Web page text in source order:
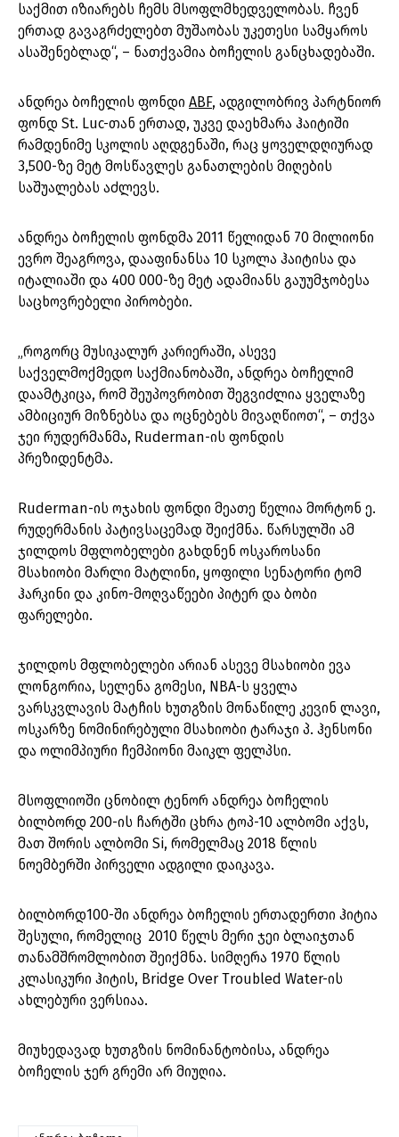
საქმით იზიარებს ჩემს მსოფლმხედველობას. ჩვენ
ერთად გავაგრძელებთ მუშაობას უკეთესი სამყაროს
ასაშენებლად“, – ნათქვამია ბოჩელის განცხადებაში.
ანდრეა ბოჩელის ფონდი ABF, ადგილობრივ პარტნიორ
ფონდ St. Luc-თან ერთად, უკვე დაეხმარა ჰაიტიში
რამდენიმე სკოლის აღდგენაში, რაც ყოველდღიურად
3,500-ზე მეტ მოსწავლეს განათლების მიღების
საშუალებას აძლევს.
ანდრეა ბოჩელის ფონდმა 2011 წელიდან 70 მილიონი
ევრო შეაგროვა, დააფინანსა 10 სკოლა ჰაიტისა და
იტალიაში და 400 000-ზე მეტ ადამიანს გაუუმჯობესა
საცხოვრებელი პირობები.
„როგორც მუსიკალურ კარიერაში, ასევე
საქველმოქმედო საქმიანობაში, ანდრეა ბოჩელიმ
დაამტკიცა, რომ შეუპოვრობით შეგვიძლია ყველაზე
ამბიციურ მიზნებსა და ოცნებებს მივაღწიოთ“, – თქვა
ჯეი რუდერმანმა, Ruderman-ის ფონდის
პრეზიდენტმა.
Ruderman-ის ოჯახის ფონდი მეათე წელია მორტონ ე.
რუდერმანის პატივსაცემად შეიქმნა. წარსულში ამ
ჯილდოს მფლობელები გახდნენ ოსკაროსანი
მსახიობი მარლი მატლინი, ყოფილი სენატორი ტომ
ჰარკინი და კინო-მოღვაწეები პიტერ და ბობი
ფარელები.
ჯილდოს მფლობელები არიან ასევე მსახიობი ევა
ლონგორია, სელენა გომესი, NBA-ს ყველა
ვარსკვლავის მატჩის ხუთგზის მონაწილე კევინ ლავი,
ოსკარზე ნომინირებული მსახიობი ტარაჯი პ. ჰენსონი
და ოლიმპიური ჩემპიონი მაიკლ ფელპსი.
მსოფლიოში ცნობილ ტენორ ანდრეა ბოჩელის
ბილბორდ 200-ის ჩარტში ცხრა ტოპ-10 ალბომი აქვს,
მათ შორის ალბომი Si, რომელმაც 2018 წლის
ნოემბერში პირველი ადგილი დაიკავა.
ბილბორდ100-ში ანდრეა ბოჩელის ერთადერთი ჰიტია
შესული, რომელიც 2010 წელს მერი ჯეი ბლაიჯთან
თანამშრომლობით შეიქმნა. სიმღერა 1970 წლის
კლასიკური ჰიტის, Bridge Over Troubled Water-ის
ახლებური ვერსიაა.
მიუხედავად ხუთგზის ნომინანტობისა, ანდრეა
ბოჩელის ჯერ გრემი არ მიუღია.